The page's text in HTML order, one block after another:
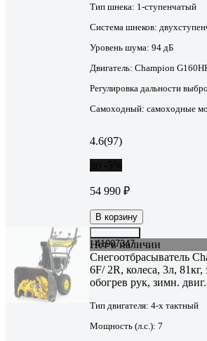
Тип шнека: 1-ступенчатый
Система шнеков:
Уровень шума: 94 дБ
Двигатель: Champion
Регулировка дальности
Самоходный: самоходные
4.6(97)
54 990 ₽
В корзину
41907347
Нет в наличии
Снегоотбрасыватель
6F/ 2R, колеса, 3л,
обогрев рук, зимн.
Тип двигателя: 4-х тактный
Мощность (л.с.): 7